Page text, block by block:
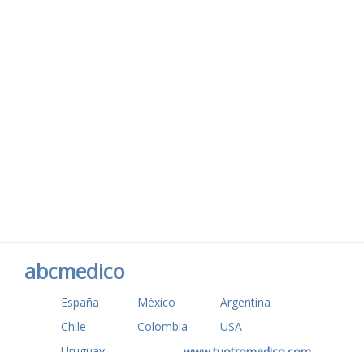
abcmedico
España México
Argentina
Chile
Colombia
USA